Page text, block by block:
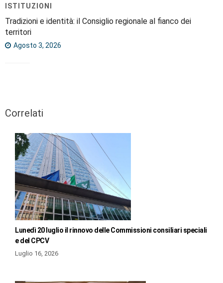
ISTITUZIONI
Tradizioni e identità: il Consiglio regionale al fianco dei
territori
Agosto 3, 2026
Correlati
Lunedì 20 luglio il rinnovo delle Commissioni consiliari speciali
e del CPCV
Luglio 16, 2026